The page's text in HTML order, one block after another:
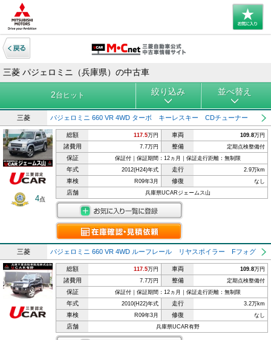
三菱 パジェロミニ（兵庫県）の中古車
2台ヒット 絞り込み 並べ替え
三菱 パジェロミニ 660 VR 4WD ターボ キーレスキー CDチューナー
4点
総額 117.5万円 車両 109.8万円
諸費用 7.7万円 整備 定期点検整備付
保証 保証付｜保証期間：12ヵ月｜保証走行距離：無制限
年式 2012(H24)年式 走行 2.9万km
車検 R09年3月 修復 なし
店舗 兵庫県UCARジェームス山
三菱 パジェロミニ 660 VR 4WD ルーフレール リヤスポイラー Fフォグ
総額 117.5万円 車両 109.8万円
諸費用 7.7万円 整備 定期点検整備付
保証 保証付｜保証期間：12ヵ月｜保証走行距離：無制限
年式 2010(H22)年式 走行 3.2万km
車検 R09年3月 修復 なし
店舗 兵庫県UCAR有野